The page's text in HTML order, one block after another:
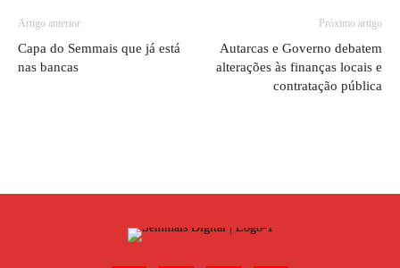
Artigo anterior
Capa do Semmais que já está
nas bancas
Próximo artigo
Autarcas e Governo debatem
alterações às finanças locais e
contratação pública